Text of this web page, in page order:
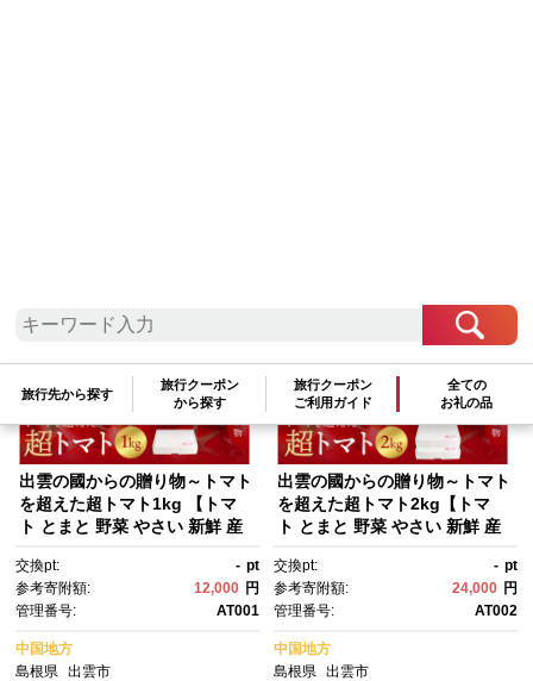
旅行先から探す
旅行クーポン
から探す
旅行クーポン
ご利用ガイド
全ての
お礼の品
出雲の國からの贈り物～トマト
を超えた超トマト1kg 【トマ
ト とまと 野菜 やさい 新鮮 産
め 人気】
交換pt: - pt
参考寄附額:
12,000 円
管理番号:
AT001
中国地方
島根県
出雲市
出雲の國からの贈り物～トマト
を超えた超トマト2kg【トマ
ト とまと 野菜 やさい 新鮮 産
め 人気】
交換pt: - pt
参考寄附額:
24,000 円
管理番号:
AT002
中国地方
島根県 出雲市